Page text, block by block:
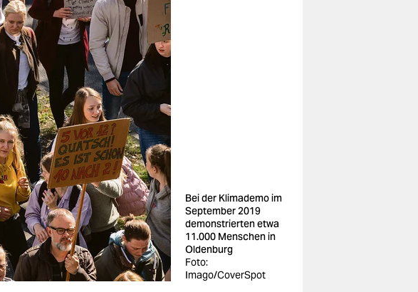
Bei der Klimademo im
September 2019
demonstrierten etwa
11.000 Menschen in
Oldenburg
Foto:
Imago/CoverSpot